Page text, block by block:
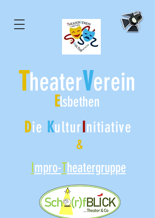
Elsbethen
TheaterVerein
Die Kultur nitiative
&
Impro-Theatergruppe